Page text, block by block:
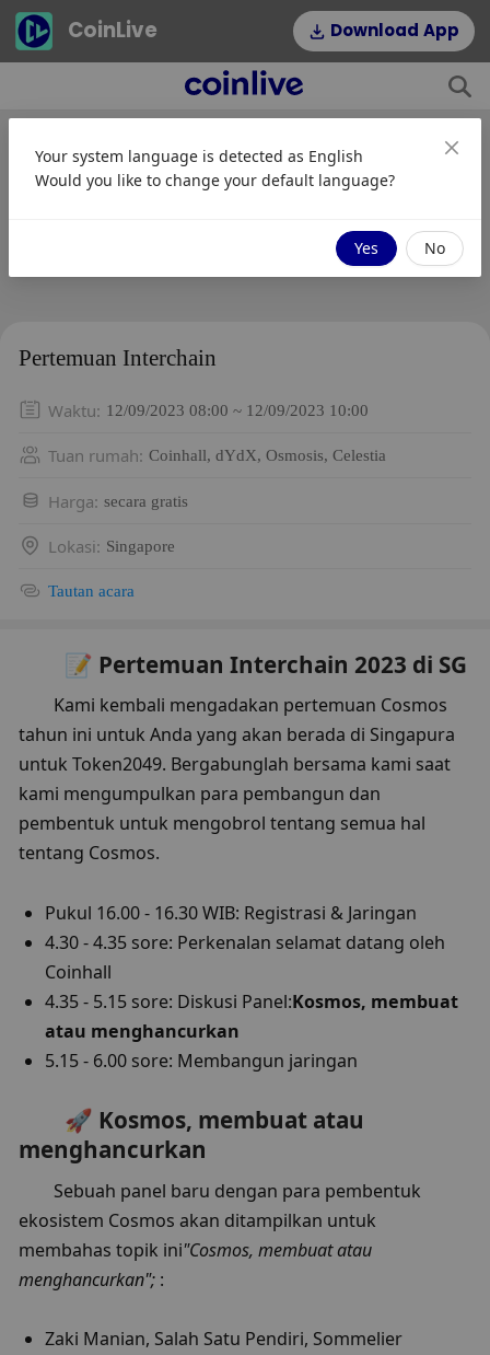
CoinLive Download App
Pertemuan Interchain
Waktu: 12/09/2023 08:00 ~ 12/09/2023 10:00
Tuan rumah: Coinhall, dYdX, Osmosis, Celestia
Harga: secara gratis
Lokasi: Singapore
Tautan acara
📝 Pertemuan Interchain 2023 di SG
Kami kembali mengadakan pertemuan Cosmos
tahun ini untuk Anda yang akan berada di Singapura
untuk Token2049. Bergabunglah bersama kami saat
kami mengumpulkan para pembangun dan
pembentuk untuk mengobrol tentang semua hal
tentang Cosmos.
Pukul 16.00 - 16.30 WIB: Registrasi & Jaringan
4.30 - 4.35 sore: Perkenalan selamat datang oleh
Coinhall
4.35 - 5.15 sore: Diskusi Panel:Kosmos, membuat
atau menghancurkan
5.15 - 6.00 sore: Membangun jaringan
🚀 Kosmos, membuat atau
menghancurkan
Sebuah panel baru dengan para pembentuk
ekosistem Cosmos akan ditampilkan untuk
membahas topik ini"Cosmos, membuat atau
menghancurkan"; :
Zaki Manian, Salah Satu Pendiri, Sommelier
Your system language is detected as English
Would you like to change your default language?
Yes No